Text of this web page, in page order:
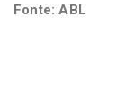
Fonte: ABL